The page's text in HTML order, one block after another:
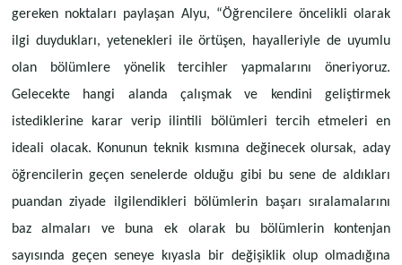
gereken noktaları paylaşan Alyu, “Öğrencilere öncelikli olarak
ilgi duydukları, yetenekleri ile örtüşen, hayalleriyle de uyumlu
olan bölümlere yönelik tercihler yapmalarını öneriyoruz.
Gelecekte hangi alanda çalışmak ve kendini geliştirmek
istediklerine karar verip ilintili bölümleri tercih etmeleri en
ideali olacak. Konunun teknik kısmına değinecek olursak, aday
öğrencilerin geçen senelerde olduğu gibi bu sene de aldıkları
puandan ziyade ilgilendikleri bölümlerin başarı sıralamalarını
baz almaları ve buna ek olarak bu bölümlerin kontenjan
sayısında geçen seneye kıyasla bir değişiklik olup olmadığına